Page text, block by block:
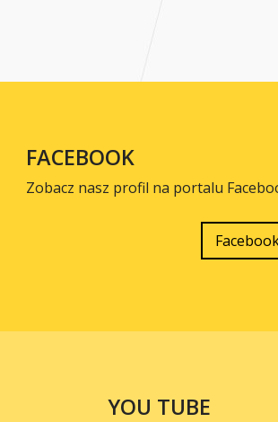
FACEBOOK
Zobacz nasz profil na portalu
YOU TUBE